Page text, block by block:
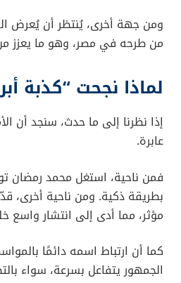
ومن جهة أخرى، يُنتظر أن يُعرض
من طرحه في مصر، وهو ما يعزز
لماذا نجحت “كذبة
إذا نظرنا إلى ما حدث، سنجد أن
عابرة.
فمن ناحية، استغل محمد رمضان
بطريقة ذكية. ومن ناحية أخرى،
مؤثر، مما أدى إلى انتشار واسع
كما أن ارتباط اسمه دائمًا
الجمهور يتفاعل بسرعة، سواء